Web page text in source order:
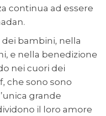
continua ad essere
bambini, nella
e nella benedizione
nei cuori dei
che sono sono
grande
il loro amore